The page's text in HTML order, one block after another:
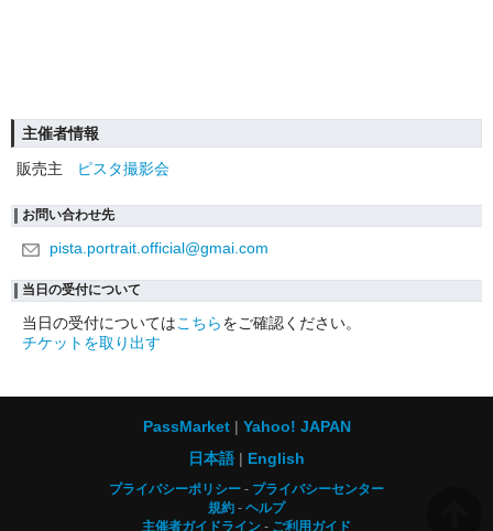
主催者情報
販売主
ピスタ撮影会
お問い合わせ先
pista.portrait.official@gmai.com
当日の受付について
当日の受付についてはこちらをご確認ください。
チケットを取り出す
PassMarket
Yahoo! JAPAN
日本語
English
プライバシーポリシー
プライバシーセンター
規約
ヘルプ
主催者ガイドライン
ご利用ガイド